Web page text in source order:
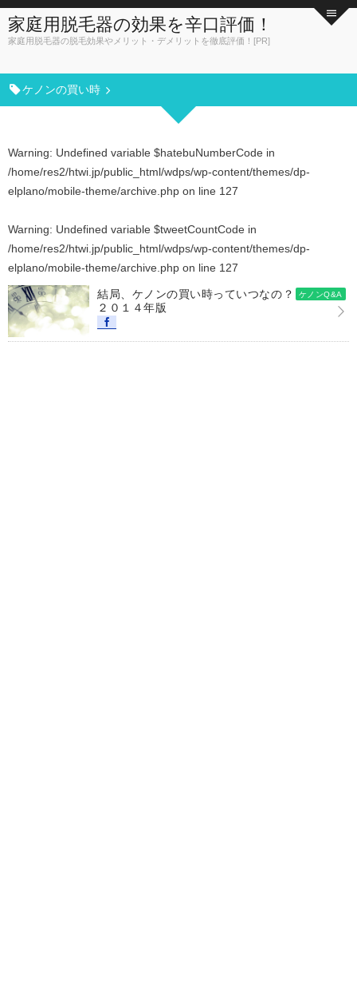
家庭用脱毛器の効果を辛口評価！
家庭用脱毛器の脱毛効果やメリット・デメリットを徹底評価！[PR]
ケノンの買い時
Warning: Undefined variable $hatebuNumberCode in
/home/res2/htwi.jp/public_html/wdps/wp-content/themes/dp-
elplano/mobile-theme/archive.php on line 127
Warning: Undefined variable $tweetCountCode in
/home/res2/htwi.jp/public_html/wdps/wp-content/themes/dp-
elplano/mobile-theme/archive.php on line 127
ケノンQ&A
結局、ケノンの買い時っていつなの？
２０１４年版